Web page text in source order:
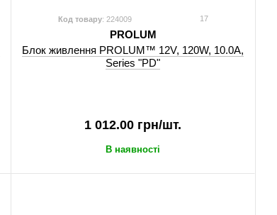
Код товару: 224009 17
PROLUM
Блок живлення PROLUM™ 12V, 120W, 10.0А,
Series "PD"
1 012.00 грн/шт.
В наявності